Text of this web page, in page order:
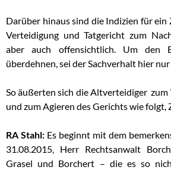
Darüber hinaus sind die Indizien für ein
Verteidigung und Tatgericht zum
aber auch offensichtlich. Um den
überdehnen, sei der Sachverhalt hier
So äußerten sich die Altverteidiger
und zum Agieren des Gerichts wie folgt,
RA Stahl: Es beginnt mit dem
31.08.2015, Herr Rechtsanwalt
Grasel und Borchert – die es so